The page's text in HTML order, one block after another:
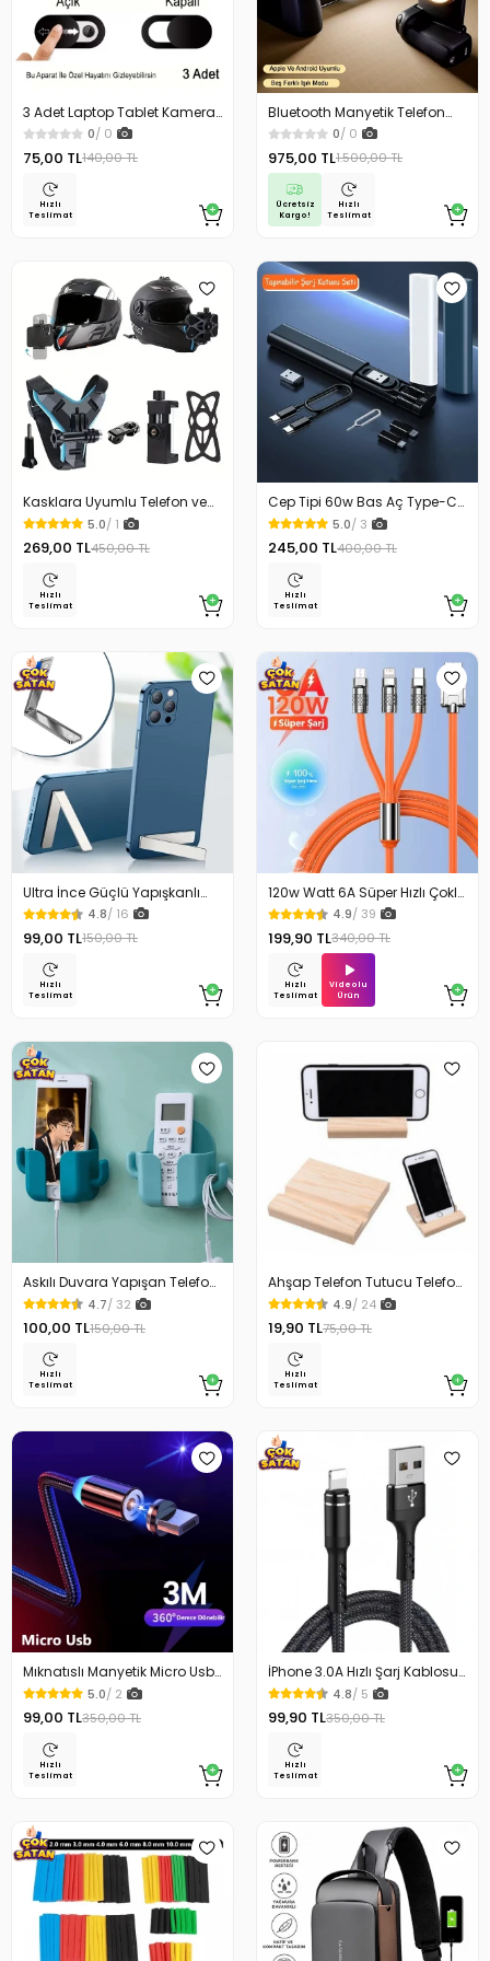
3 Adet Laptop Tablet Kamera
Webcam Kapatıcı Örtücü
Sürgülü Kapak Siyah
0/ 0
75,00 TL140,00 TL
Hızlı
Teslimat
Bluetooth Manyetik Telefon
Selfie Işığı Telefon Fotoğraf
Çekim Tutacağı Denklanşör
Düğmeli
0/ 0
975,00 TL1.500,00 TL
Ücretsiz
Kargo!
Hızlı
Teslimat
Kasklara Uyumlu Telefon ve
Aksiyon Kamera Tutucu Kask
Çene Telefon Kamera
Tutacağı
5.0/ 1
269,00 TL450,00 TL
Hızlı
Teslimat
Cep Tipi 60w Bas Aç Type-C
İphone Micro Usb Hızlı Şarj
Kablo Seti
5.0/ 3
245,00 TL400,00 TL
Hızlı
Teslimat
Ultra İnce Güçlü Yapışkanlı
Cep Telefon Standı
4.8/ 16
99,00 TL150,00 TL
Hızlı
Teslimat
120w Watt 6A Süper Hızlı Çoklu
Şarj Kablosu
4.9/ 39
199,90 TL340,00 TL
Hızlı
Teslimat
Videolu
Ürün
Askılı Duvara Yapışan Telefon
Kumanda Tutucu
4.7/ 32
100,00 TL150,00 TL
Hızlı
Teslimat
Ahşap Telefon Tutucu Telefon
Standı
4.9/ 24
19,90 TL75,00 TL
Hızlı
Teslimat
Mıknatıslı Manyetik Micro Usb
Data Şarj Kablo
5.0/ 2
99,00 TL350,00 TL
Hızlı
Teslimat
İPhone 3.0A Hızlı Şarj Kablosu
Bakır Örgülü 1.2 m
4.8/ 5
99,90 TL350,00 TL
Hızlı
Teslimat